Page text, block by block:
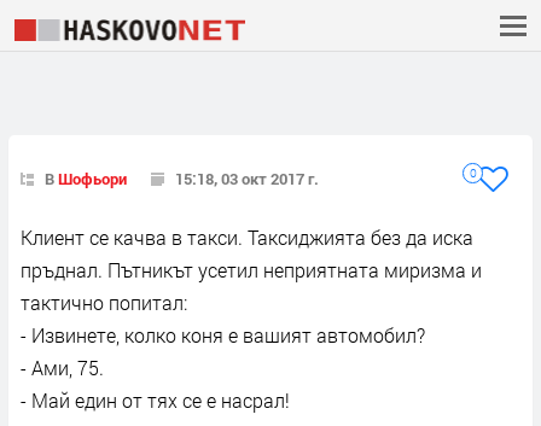
ВШофьори 15:18, 03 окт 2017 г. 0
Клиент се качва в такси. Таксиджията без да иска
пръднал. Пътникът усетил неприятната миризма и
тактично попитал:
- Извинете, колко коня е вашият автомобил?
- Ами, 75.
- Май един от тях се е насрал!